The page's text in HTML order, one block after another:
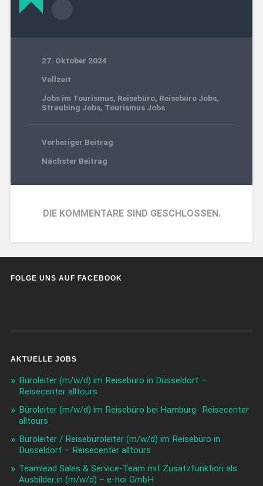
27. Oktober 2024
Vollzeit
Jobs im Tourismus, Reisebüro, Reisebüro Jobs,
Straubing Jobs, Tourismus Jobs
Vorheriger Beitrag
Nächster Beitrag
DIE KOMMENTARE SIND GESCHLOSSEN.
FOLGE UNS AUF FACEBOOK
AKTUELLE JOBS
Büroleiter (m/w/d) im Reisebüro in Düsseldorf –
Reisecenter alltours
Büroleiter (m/w/d) im Reisebüro bei Hamburg- Reisecenter
alltours
Büroleiter / Reisebüroleiter (m/w/d) im Reisebüro in
Düsseldorf – Reisecenter alltours
Teamlead Sales & Service-Team mit Zusatzfunktion als
Ausbilder:in (m/w/d) – e-hoi GmbH